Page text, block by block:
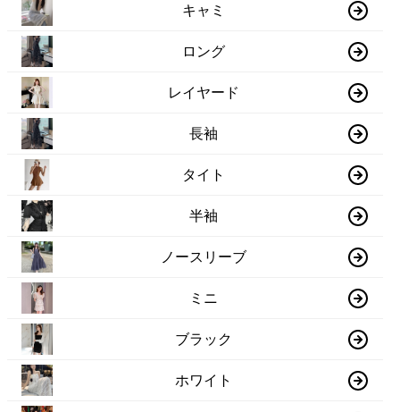
キャミ
ロング
レイヤード
長袖
タイト
半袖
ノースリーブ
ミニ
ブラック
ホワイト